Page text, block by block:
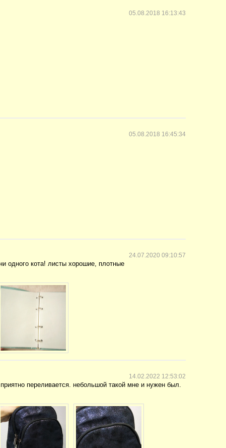
05.08.2018 16:13:43
05.08.2018 16:45:34
24.07.2020 09:10:57
одного кота! листы хорошие, плотные
14.02.2022 12:53:02
переливается. небольшой такой мне и нужен был.